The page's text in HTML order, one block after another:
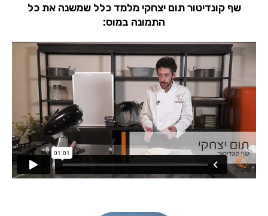
שף קונדיטור תום יצחקי מלמד כלל שמשנה את כל
התמונה במוס: